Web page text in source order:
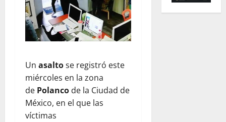
Un asaltose registró este
miércoles en la zona
de Polanco de la Ciudad de
México, en el que las
víctimas